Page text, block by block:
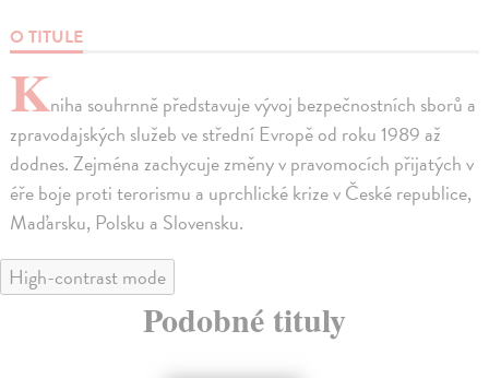
O TITULE
Kniha souhrnně představuje vývoj bezpečnostních sborů a
zpravodajských služeb ve střední Evropě od roku 1989 až
dodnes. Zejména zachycuje změny v pravomocích přijatých v
éře boje proti terorismu a uprchlické krize v České republice,
Maďarsku, Polsku a Slovensku.
High-contrast mode
Podobné tituly